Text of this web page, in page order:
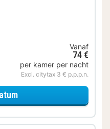
Vanaf
74 €
per kamer per nacht
Excl. citytax 3 € p.p.p.n.
voor Comfort